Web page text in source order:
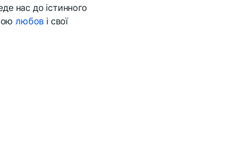
нас до істинного
любов і свої